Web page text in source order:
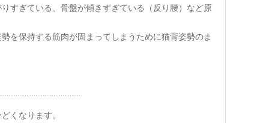
すぎている、骨盤が傾きすぎている（反り腰）など原
を保持する筋肉が固まってしまうために猫背姿勢のま
くなります。